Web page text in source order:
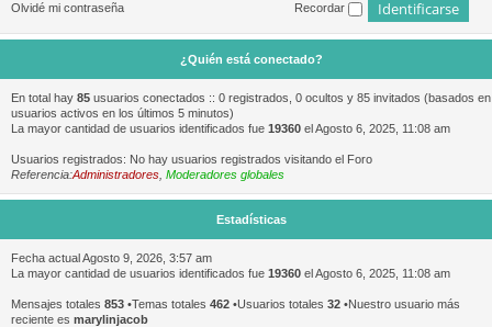
Olvidé mi contraseña Recordar
¿Quién está conectado?
En total hay 85 usuarios conectados :: 0 registrados, 0 ocultos y 85 invitados (basados en
usuarios activos en los últimos 5 minutos)
La mayor cantidad de usuarios identificados fue 19360 el Agosto 6, 2025, 11:08 am
Usuarios registrados: No hay usuarios registrados visitando el Foro
Referencia:Administradores Moderadores globales
Estadísticas
Fecha actual Agosto 9, 2026, 3:57 am
La mayor cantidad de usuarios identificados fue 19360 el Agosto 6, 2025, 11:08 am
Mensajes totales 853 •Temas totales 462 •Usuarios totales 32 •Nuestro usuario más
reciente es marylinjacob